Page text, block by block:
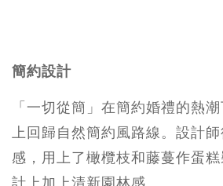
簡約設計
「一切從簡」在簡約婚禮的熱
上回歸自然簡約風路線。設計
感，用上了橄欖枝和藤蔓作蛋
計上加上清新園林感。